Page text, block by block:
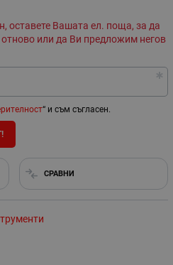
оставете Вашата ел. поща, за да
или да Ви предложим негов
“ и съм съгласен.
СРАВНИ